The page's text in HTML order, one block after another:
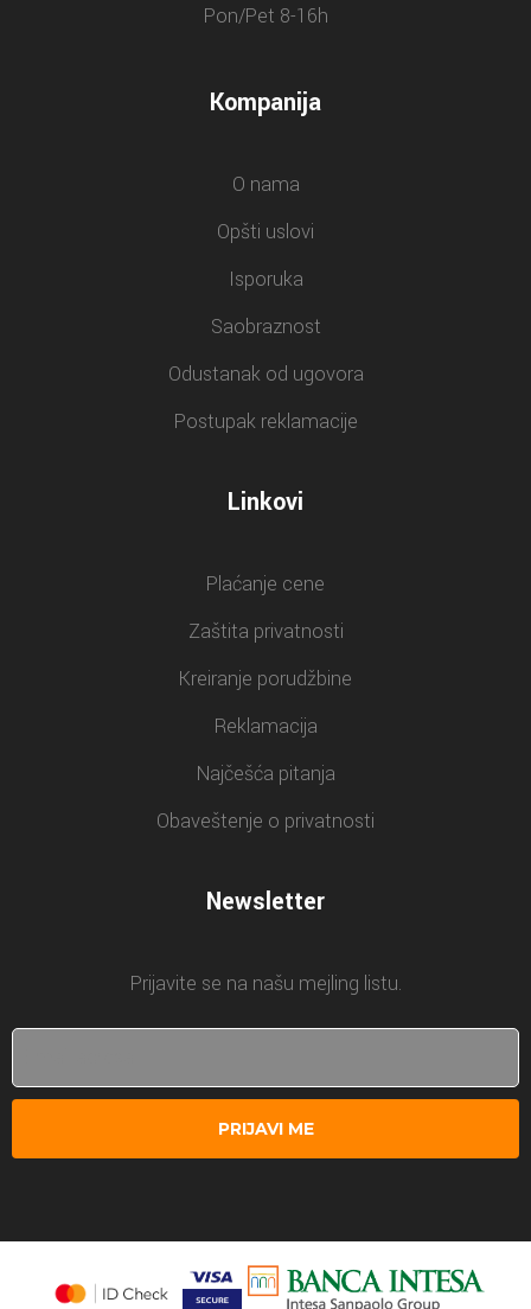
Pon/Pet 8-16h
Kompanija
O nama
Opšti uslovi
Isporuka
Saobraznost
Odustanak od ugovora
Postupak reklamacije
Linkovi
Plaćanje cene
Zaštita privatnosti
Kreiranje porudžbine
Reklamacija
Najčešća pitanja
Obaveštenje o privatnosti
Newsletter
Prijavite se na našu mejling listu.
PRIJAVI ME